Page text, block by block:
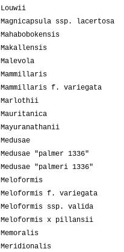
Louwii
Magnicapsula ssp. lacertosa
Mahabobokensis
Makallensis
Malevola
Mammillaris
Mammillaris f. variegata
Marlothii
Mauritanica
Mayuranathanii
Medusae
Medusae "palmer 1336"
Medusae "palmeri 1336"
Meloformis
Meloformis f. variegata
Meloformis ssp. valida
Meloformis x pillansii
Memoralis
Meridionalis